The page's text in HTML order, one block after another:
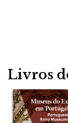
Livros